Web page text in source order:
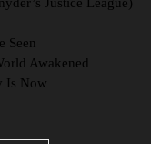
Justice League)
Seen
Awakened
Is Now